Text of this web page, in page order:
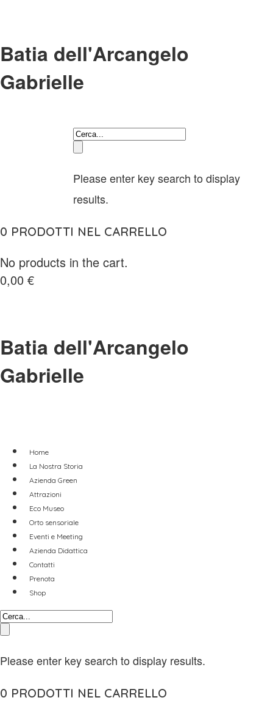
Batia dell'Arcangelo
Gabrielle
Please enter key search to display
results.
0 PRODOTTI NEL CARRELLO
No products in the cart.
0,00 €
Batia dell'Arcangelo
Gabrielle
Home
La Nostra Storia
Azienda Green
Attrazioni
Eco Museo
Orto sensoriale
Eventi e Meeting
Azienda Didattica
Contatti
Prenota
Shop
Please enter key search to display results.
0 PRODOTTI NEL CARRELLO